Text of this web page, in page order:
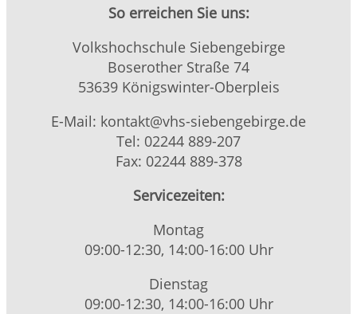
So erreichen Sie uns:
Volkshochschule Siebengebirge
Boserother Straße 74
53639 Königswinter-Oberpleis
E-Mail: kontakt@vhs-siebengebirge.de
Tel: 02244 889-207
Fax: 02244 889-378
Servicezeiten:
Montag
09:00-12:30, 14:00-16:00 Uhr
Dienstag
09:00-12:30, 14:00-16:00 Uhr